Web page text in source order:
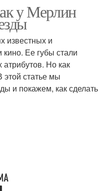
у Мерлин
известных и
Ее губы стали
Но как
этой статье мы
и покажем, как сделать